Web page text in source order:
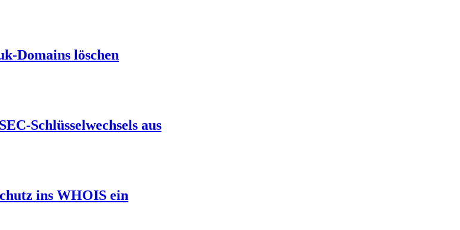
Domains löschen
Schlüsselwechsels aus
ins WHOIS ein